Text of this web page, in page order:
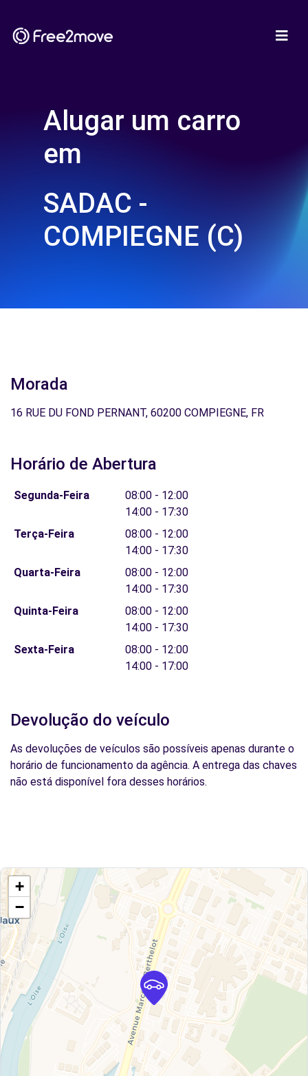
Alugar um carro
em
SADAC -
COMPIEGNE (C)
Morada
16 RUE DU FOND PERNANT, 60200 COMPIEGNE, FR
Horário de Abertura
Segunda-Feira
08:00 - 12:00
14:00 - 17:30
Terça-Feira
08:00 - 12:00
14:00 - 17:30
Quarta-Feira
08:00 - 12:00
14:00 - 17:30
Quinta-Feira
08:00 - 12:00
14:00 - 17:30
Sexta-Feira
08:00 - 12:00
14:00 - 17:00
Devolução do veículo
As devoluções de veículos são possíveis apenas durante o
horário de funcionamento da agência. A entrega das chaves
não está disponível fora desses horários.
+
−